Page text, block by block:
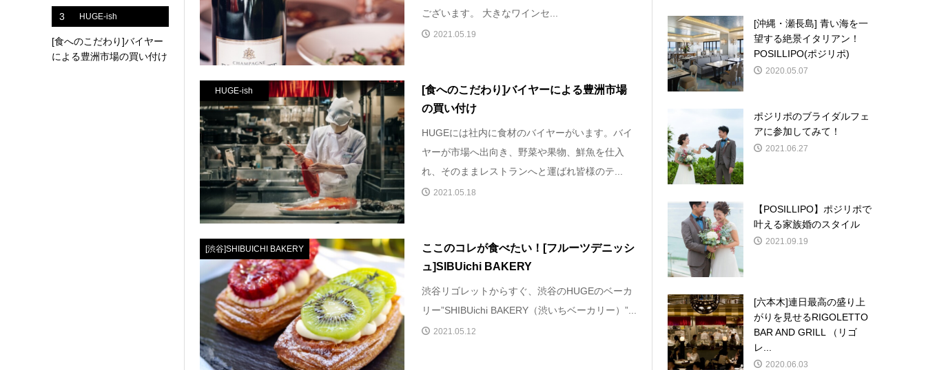
ございます。 大きなワインセ...
2021.05.19
HUGE-ish
[食へのこだわり]バイヤーによる豊洲市場
の買い付け
HUGEには社内に食材のバイヤーがいます。バイ
ヤーが市場へ出向き、野菜や果物、鮮魚を仕入
れ、そのままレストランへと運ばれ皆様のテ...
2021.05.18
[渋谷]SHIBUICHI BAKERY
ここのコレが食べたい！[フルーツデニッシ
ュ]SIBUichi BAKERY
渋谷リゴレットからすぐ、渋谷のHUGEのベーカ
リー”SHIBUichi BAKERY（渋いちベーカリー）”...
2021.05.12
3 HUGE-ish
[食へのこだわり]バイヤー
による豊洲市場の買い付け
[沖縄・瀬長島] 青い海を一
望する絶景イタリアン！
POSILLIPO(ポジリポ)
2020.05.07
ポジリポのブライダルフェ
アに参加してみて！
2021.06.27
【POSILLIPO】ポジリポで
叶える家族婚のスタイル
2021.09.19
[六本木]連日最高の盛り上
がりを見せるRIGOLETTO
BAR AND GRILL （リゴ
レ...
2020.06.03